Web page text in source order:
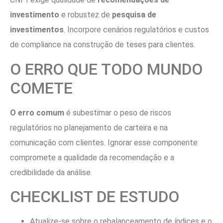
investimento e robustez de pesquisa de
investimentos. Incorpore cenários regulatórios e custos
de compliance na construção de teses para clientes.
O ERRO QUE TODO MUNDO
COMETE
O erro comum é subestimar o peso de riscos
regulatórios no planejamento de carteira e na
comunicação com clientes. Ignorar esse componente
compromete a qualidade da recomendação e a
credibilidade da análise.
CHECKLIST DE ESTUDO